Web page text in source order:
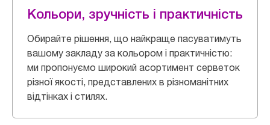
Кольори, зручність і практичність
Обирайте рішення, що найкраще пасуватимуть
вашому закладу за кольором і практичністю:
ми пропонуємо широкий асортимент серветок
різної якості, представлених в різноманітних
відтінках і стилях.